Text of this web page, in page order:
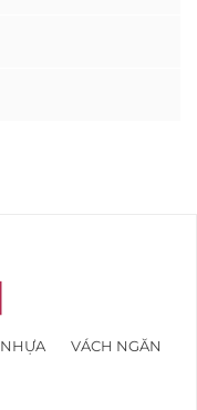
VÁCH NGĂN